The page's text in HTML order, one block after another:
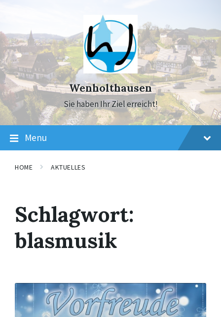
navigation
Wenholthausen
Sie haben Ihr Ziel erreicht!
Menu
HOME AKTUELLES
Schlagwort:
blasmusik
Mehr
erfahren